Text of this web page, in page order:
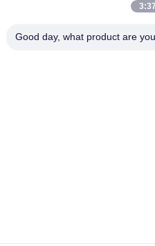
Good day, what product are